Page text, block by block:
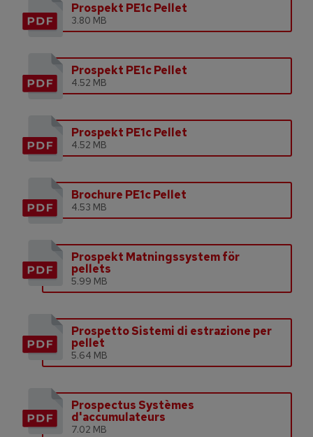
Prospekt PE1c Pellet
3.80 MB
Prospekt PE1c Pellet
4.52 MB
Prospekt PE1c Pellet
4.52 MB
Brochure PE1c Pellet
4.53 MB
Prospekt Matningssystem för
pellets
5.99 MB
Prospetto Sistemi di estrazione per
pellet
5.64 MB
Prospectus Systèmes
d'accumulateurs
7.02 MB